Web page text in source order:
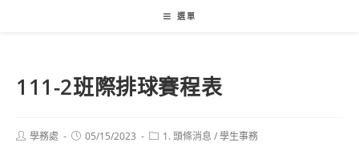
選單
111-2班際排球賽程表
Post學務處
Post05/15/2023
Post1. 頭條消息 /學生事務